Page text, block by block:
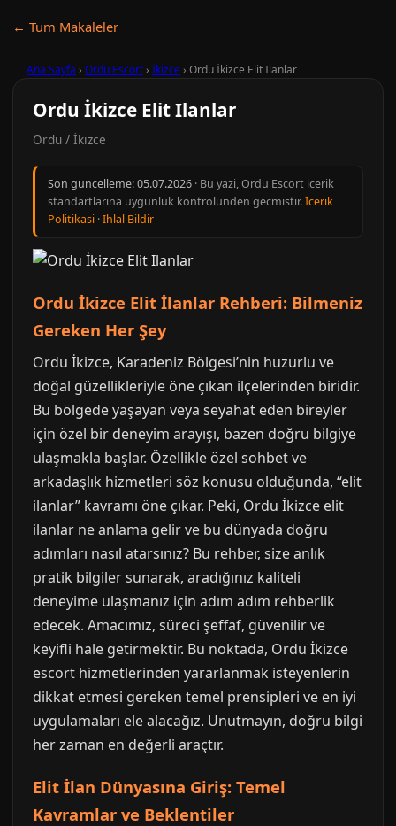
← Tum Makaleler
Ana Sayfa › Ordu Escort› İkizce› Ordu İkizce Elit Ilanlar
Ordu İkizce Elit Ilanlar
Ordu / İkizce
Son guncelleme:05.07.2026 · Bu yazi, Ordu Escort icerik
standartlarina uygunluk kontrolunden gecmistir.Icerik
Politikasi ·Ihlal Bildir
Ordu İkizce Elit İlanlar Rehberi: Bilmeniz
Gereken Her Şey
Ordu İkizce, Karadeniz Bölgesi’nin huzurlu ve
doğal güzellikleriyle öne çıkan ilçelerinden biridir.
Bu bölgede yaşayan veya seyahat eden bireyler
için özel bir deneyim arayışı, bazen doğru bilgiye
ulaşmakla başlar. Özellikle özel sohbet ve
arkadaşlık hizmetleri söz konusu olduğunda, “elit
ilanlar” kavramı öne çıkar. Peki, Ordu İkizce elit
ilanlar ne anlama gelir ve bu dünyada doğru
adımları nasıl atarsınız? Bu rehber, size anlık
pratik bilgiler sunarak, aradığınız kaliteli
deneyime ulaşmanız için adım adım rehberlik
edecek. Amacımız, süreci şeffaf, güvenilir ve
keyifli hale getirmektir. Bu noktada, Ordu İkizce
escort hizmetlerinden yararlanmak isteyenlerin
dikkat etmesi gereken temel prensipleri ve en iyi
uygulamaları ele alacağız. Unutmayın, doğru bilgi
her zaman en değerli araçtır.
Elit İlan Dünyasına Giriş: Temel
Kavramlar ve Beklentiler